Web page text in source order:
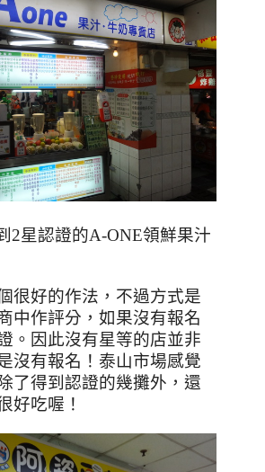
2星認證的A-ONE領鮮果汁
很好的作法，不過方式是
中作評分，如果沒有報名
。因此沒有星等的店並非
沒有報名！泰山市場感覺
了得到認證的幾攤外，還
好吃喔！